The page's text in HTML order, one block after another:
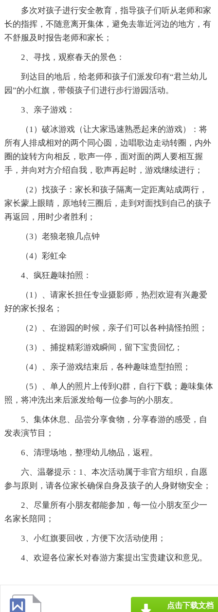
多次对孩子进行安全教育，指导孩子们听从老师和家
长的指挥，不随意离开集体，避免去靠近河边的地方，有
不舒服及时报告老师和家长；
2、寻找，观察春天的景色：
到达目的地后，给老师和孩子们派发印有“君兰幼儿
园”的小红旗，带领孩子们进行步行游园活动。
3、亲子游戏：
（1）破冰游戏（让大家迅速熟悉起来的游戏）：将
所有人排成相对的两个同心圆，边唱歌边走动转圈，内外
圈的旋转方向相反，歌声一停，面对面的两人要相互握
手，并向对方介绍自我，歌声再起时，游戏继续进行；
（2）找孩子：家长和孩子隔离一定距离站成两行，
家长蒙上眼睛，原地转三圈后，走到对面找到自己的孩子
再返回，用时少者胜利；
（3）老狼老狼几点钟
（4）彩虹伞
4、疯狂趣味拍照：
（1）、请家长担任专业摄影师，热烈欢迎有兴趣爱
好的家长报名；
（2）、在游园的时候，亲子们可以各种搞怪拍照；
（3）、捕捉精彩游戏瞬间，留下宝贵回忆；
（4）、亲子游戏结束后，各种趣味造型拍照；
（5）、单人的照片上传到Q群，自行下载；趣味集体
照，将冲洗出来后派发给每一位参与的小朋友。
5、集体休息、品尝分享食物，分享春游的感受，自
发表演节目；
6、清理场地，整理幼儿物品，返程。
六、温馨提示：1、本次活动属于非官方组织，自愿
参与原则，请各位家长确保自身及孩子的人身财物安全；
2、尽量所有小朋友都能参加，每一位小朋友至少一
名家长陪同；
3、小红旗要回收，方便下次活动使用；
4、欢迎各位家长对春游方案提出宝贵建议和意见。
点击下载文档